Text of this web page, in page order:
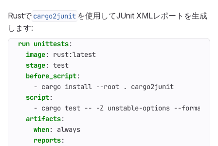
Rustで cargo2junit を使用してJUnit XMLレポートを生成
します:
run unittests:
image:
rust:latest
stage: test
before_script:
- cargo install --root . cargo2junit
script:
- cargo test -- -Z unstable-options --format
artifacts:
when:
always
reports: